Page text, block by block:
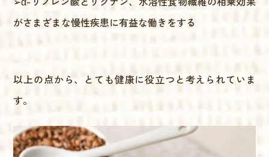
がさまざまな慢性疾患に有益な働きをする
以上の点から、とても健康に役立つと考えられていま
す。